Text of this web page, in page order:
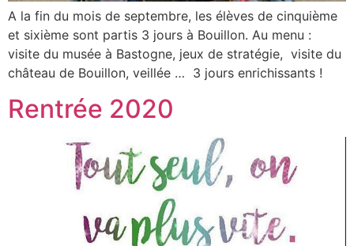
A la fin du mois de septembre, les élèves de cinquième
et sixième sont partis 3 jours à Bouillon. Au menu :
visite du musée à Bastogne, jeux de stratégie, visite du
château de Bouillon, veillée … 3 jours enrichissants !
Rentrée 2020